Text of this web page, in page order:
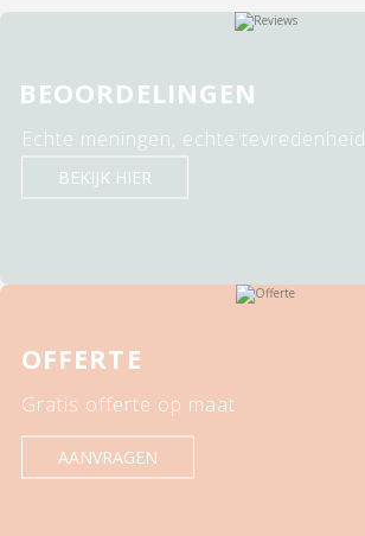
BEOORDELINGEN
Echte meningen, echte tevredenheid
BEKIJK HIER
OFFERTE
Gratis offerte op maat
AANVRAGEN